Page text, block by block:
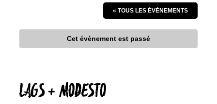
« TOUS LES ÉVÈNEMENTS
Cet évènement est passé
LAGS + MODESTO